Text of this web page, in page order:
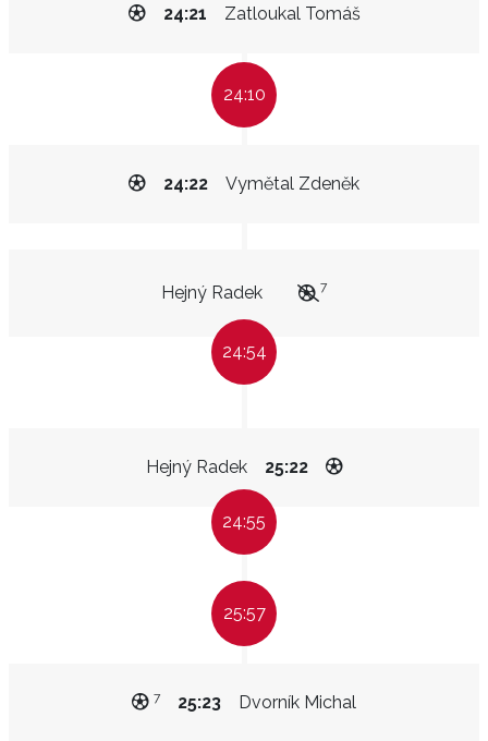
Zatloukal Tomáš
24:21
24:10
Vymětal Zdeněk
24:22
Hejný Radek 7
24:54
Hejný Radek 25:22
24:55
25:57
Dvorník Michal
25:23
7